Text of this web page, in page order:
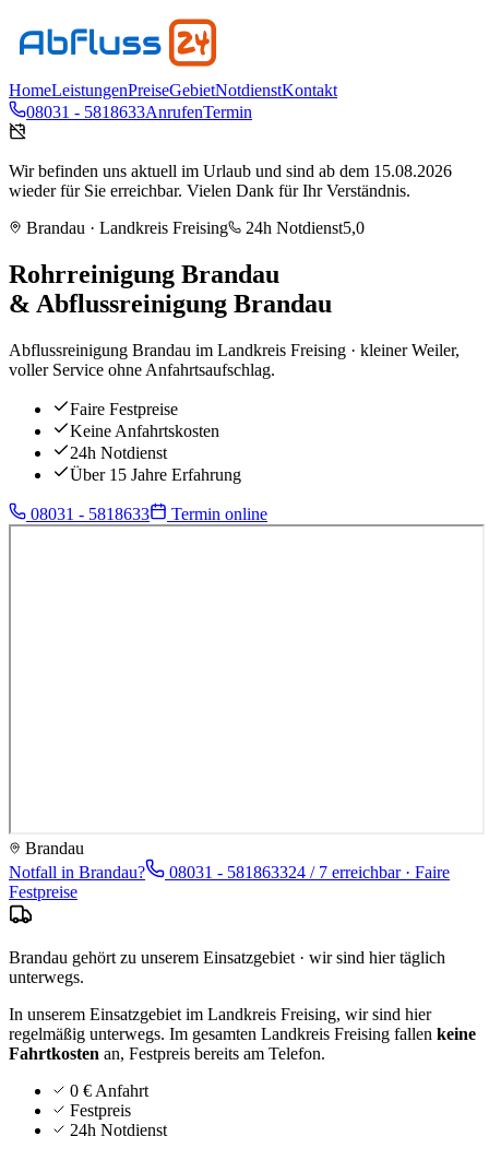
HomeLeistungenPreiseGebietNotdienstKontakt
08031 - 5818633AnrufenTermin
Wir befinden uns aktuell im Urlaub und sind ab dem 15.08.2026
wieder für Sie erreichbar. Vielen Dank für Ihr Verständnis.
Brandau · Landkreis Freising 24h Notdienst5,0
Rohrreinigung Brandau
& Abflussreinigung Brandau
Abflussreinigung Brandau im Landkreis Freising · kleiner Weiler,
voller Service ohne Anfahrtsaufschlag.
Faire Festpreise
Keine Anfahrtskosten
24h Notdienst
Über 15 Jahre Erfahrung
08031 - 5818633 Termin online
Brandau
Notfall in Brandau? 08031 - 581863324 / 7 erreichbar · Faire
Festpreise
Brandau gehört zu unserem Einsatzgebiet · wir sind hier täglich
unterwegs.
In unserem Einsatzgebiet im Landkreis Freising, wir sind hier
regelmäßig unterwegs. Im gesamten Landkreis Freising fallen keine
Fahrtkosten an, Festpreis bereits am Telefon.
0 € Anfahrt
Festpreis
24h Notdienst